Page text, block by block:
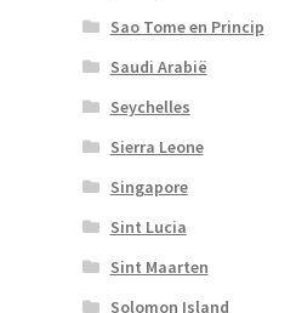
Sao Tome en Princip
Saudi Arabië
Seychelles
Sierra Leone
Singapore
Sint Lucia
Sint Maarten
Solomon Island